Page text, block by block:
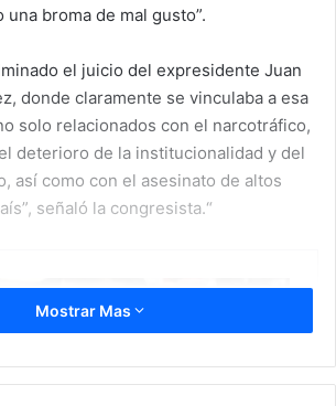
broma de mal gusto”.
el juicio del expresidente Juan
donde claramente se vinculaba a esa
solo relacionados con el narcotráfico,
deterioro de la institucionalidad y del
así como con el asesinato de altos
señaló la congresista.“
Mostrar Mas